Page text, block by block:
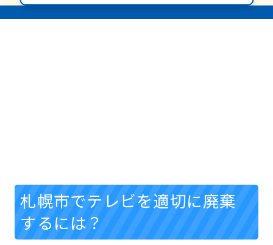
札幌市でテレビを適切に廃棄
するには？